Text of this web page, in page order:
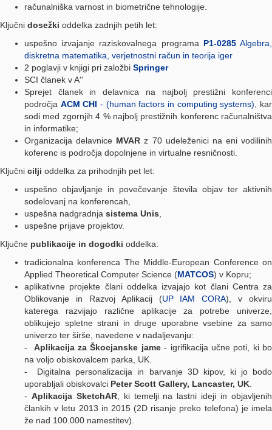
računalniška varnost in biometrične tehnologije.
Ključni dosežki oddelka zadnjih petih let:
uspešno izvajanje raziskovalnega programa P1-0285Algebra,
diskretna matematika, verjetnostni račun in teorija iger
2 poglavji v knjigi pri založbi Springer
SCI članek v A''
Sprejet članek in delavnica na najbolj prestižni konferenci
področja ACM CHI - (human factors in computing systems) , kar
sodi med zgornjih 4 % najbolj prestižnih konferenc računalništva
in informatike;
Organizacija delavnice MVAR z 70 udeleženici na eni vodilinih
koferenc is področja dopolnjene in virtualne resničnosti.
Ključni cilji oddelka za prihodnjih pet let:
uspešnoobjavljanje in povečevanje števila objav ter aktivnih
sodelovanj na konferencah
uspešna nadgradnja sistema Unis
uspešne prijave projektov.
Ključne publikacije in dogodki oddelka:
tradicionalna konferenca The Middle-European Conference on
Applied Theoretical Computer Science (MATCOS) v Kopru;
aplikativne projekte člani oddelka izvajajo kot člani Centra za
Oblikovanje in Razvoj Aplikacij (UP IAM CORA), v okviru
katerega razvijajo različne aplikacije za potrebe univerze,
oblikujejo spletne strani in druge uporabne vsebine za samo
univerzo ter širše , navedene v nadaljevanju:
- Aplikacija za Škocjanske jame- igrifikacija učne poti, ki bo
na voljo obiskovalcem parka , UK.
- Digitalna personalizacija in barvanje 3D kipov, ki jo bodo
uporabljali obiskovalci Peter Scott Gallery, Lancaster, UK
- Aplikacija SketchAR, ki temelji na lastni ideji in objavljenih
člankih v letu 2013 in 2015 (2D risanje preko telefona) je imela
že nad 100.000 namestitev)